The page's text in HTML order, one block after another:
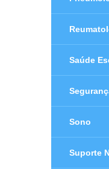
Saúde
Sono
Suporte